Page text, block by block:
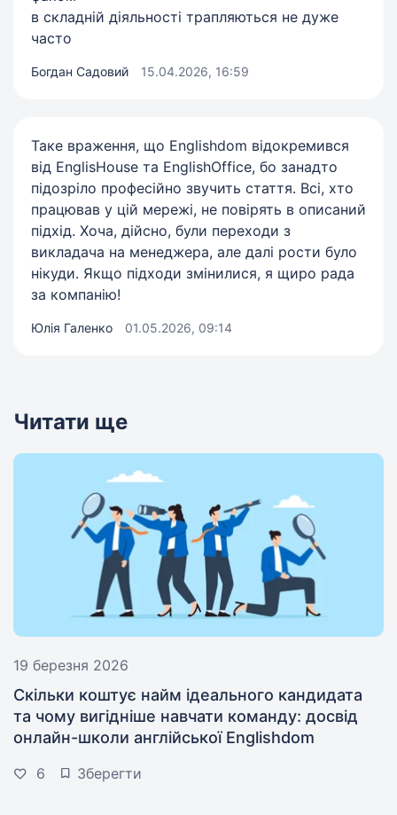
в складній діяльності трапляються не дуже
часто
Богдан Садовий 15.04.2026, 16:59
Таке враження, що Englishdom відокремився
від EnglisHouse та EnglishOffice, бо занадто
підозріло професійно звучить стаття. Всі, хто
працював у цій мережі, не повірять в описаний
підхід. Хоча, дійсно, були переходи з
викладача на менеджера, але далі рости було
нікуди. Якщо підходи змінилися, я щиро рада
за компанію!
Юлія Галенко 01.05.2026, 09:14
Читати ще
19 березня 2026
Скільки коштує найм ідеального кандидата
та чому вигідніше навчати команду: досвід
онлайн-школи англійської Englishdom
6 Зберегти